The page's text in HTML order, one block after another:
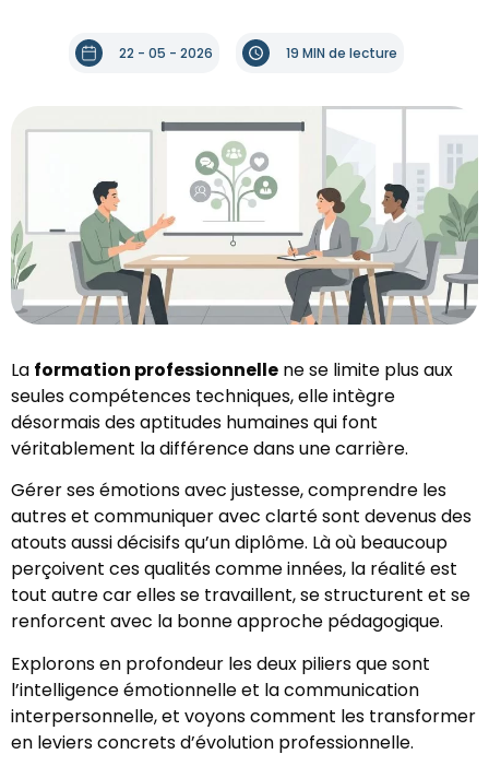
22 - 05 - 2026 19 MIN de lecture
La formation professionnelle ne se limite plus aux
seules compétences techniques, elle intègre
désormais des aptitudes humaines qui font
véritablement la différence dans une carrière.
Gérer ses émotions avec justesse, comprendre les
autres et communiquer avec clarté sont devenus des
atouts aussi décisifs qu’un diplôme. Là où beaucoup
perçoivent ces qualités comme innées, la réalité est
tout autre car elles se travaillent, se structurent et se
renforcent avec la bonne approche pédagogique.
Explorons en profondeur les deux piliers que sont
l’intelligence émotionnelle et la communication
interpersonnelle, et voyons comment les transformer
en leviers concrets d’évolution professionnelle.